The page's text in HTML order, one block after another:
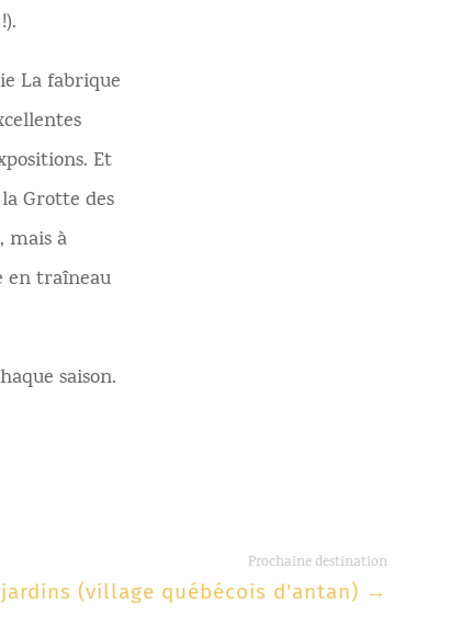
La fabrique
Et
Grotte des
mais à
en traîneau
saison.
Prochaine destination
(village québécois d'antan) →